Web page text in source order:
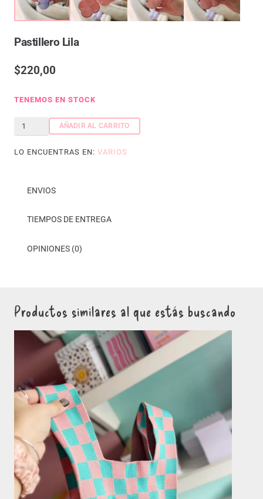
Pastillero Lila
$220,00
TENEMOS EN STOCK
Pastillero
Lila
cantidad
AÑADIR AL CARRITO
LO ENCUENTRAS EN: VARIOS
ENVIOS
TIEMPOS DE ENTREGA
OPINIONES (0)
Productos similares al que estás buscando